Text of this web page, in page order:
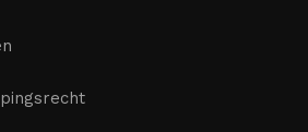
met meubels voor zowel thuis als
moderne vorm van kunst